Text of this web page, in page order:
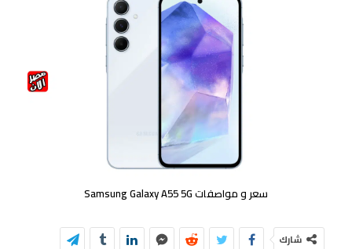
سعر و مواصفات Samsung Galaxy A55 5G
شارك